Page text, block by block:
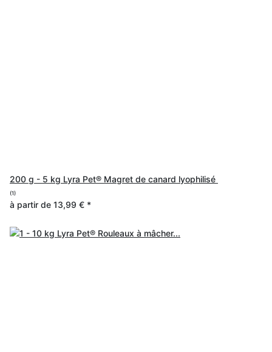
200 g - 5 kg Lyra Pet® Magret de canard lyophilisé
(1)
à partir de 13,99 € *